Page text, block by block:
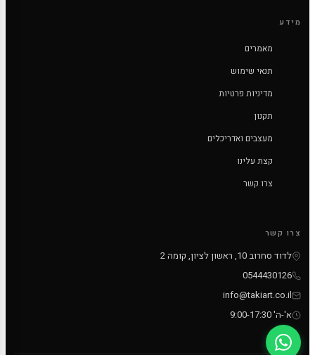
מידע
מאמרים
תנאי שימוש
מדיניות פרטיות
תקנון
מעצבים ואדריכלים
קצת עלינו
צרו קשר
צרו קשר
לדוד סחרוב 10, ראשון לציון, קומה 2
0544430126
info@takiart.co.il
א'-ה' 9:00-17:30